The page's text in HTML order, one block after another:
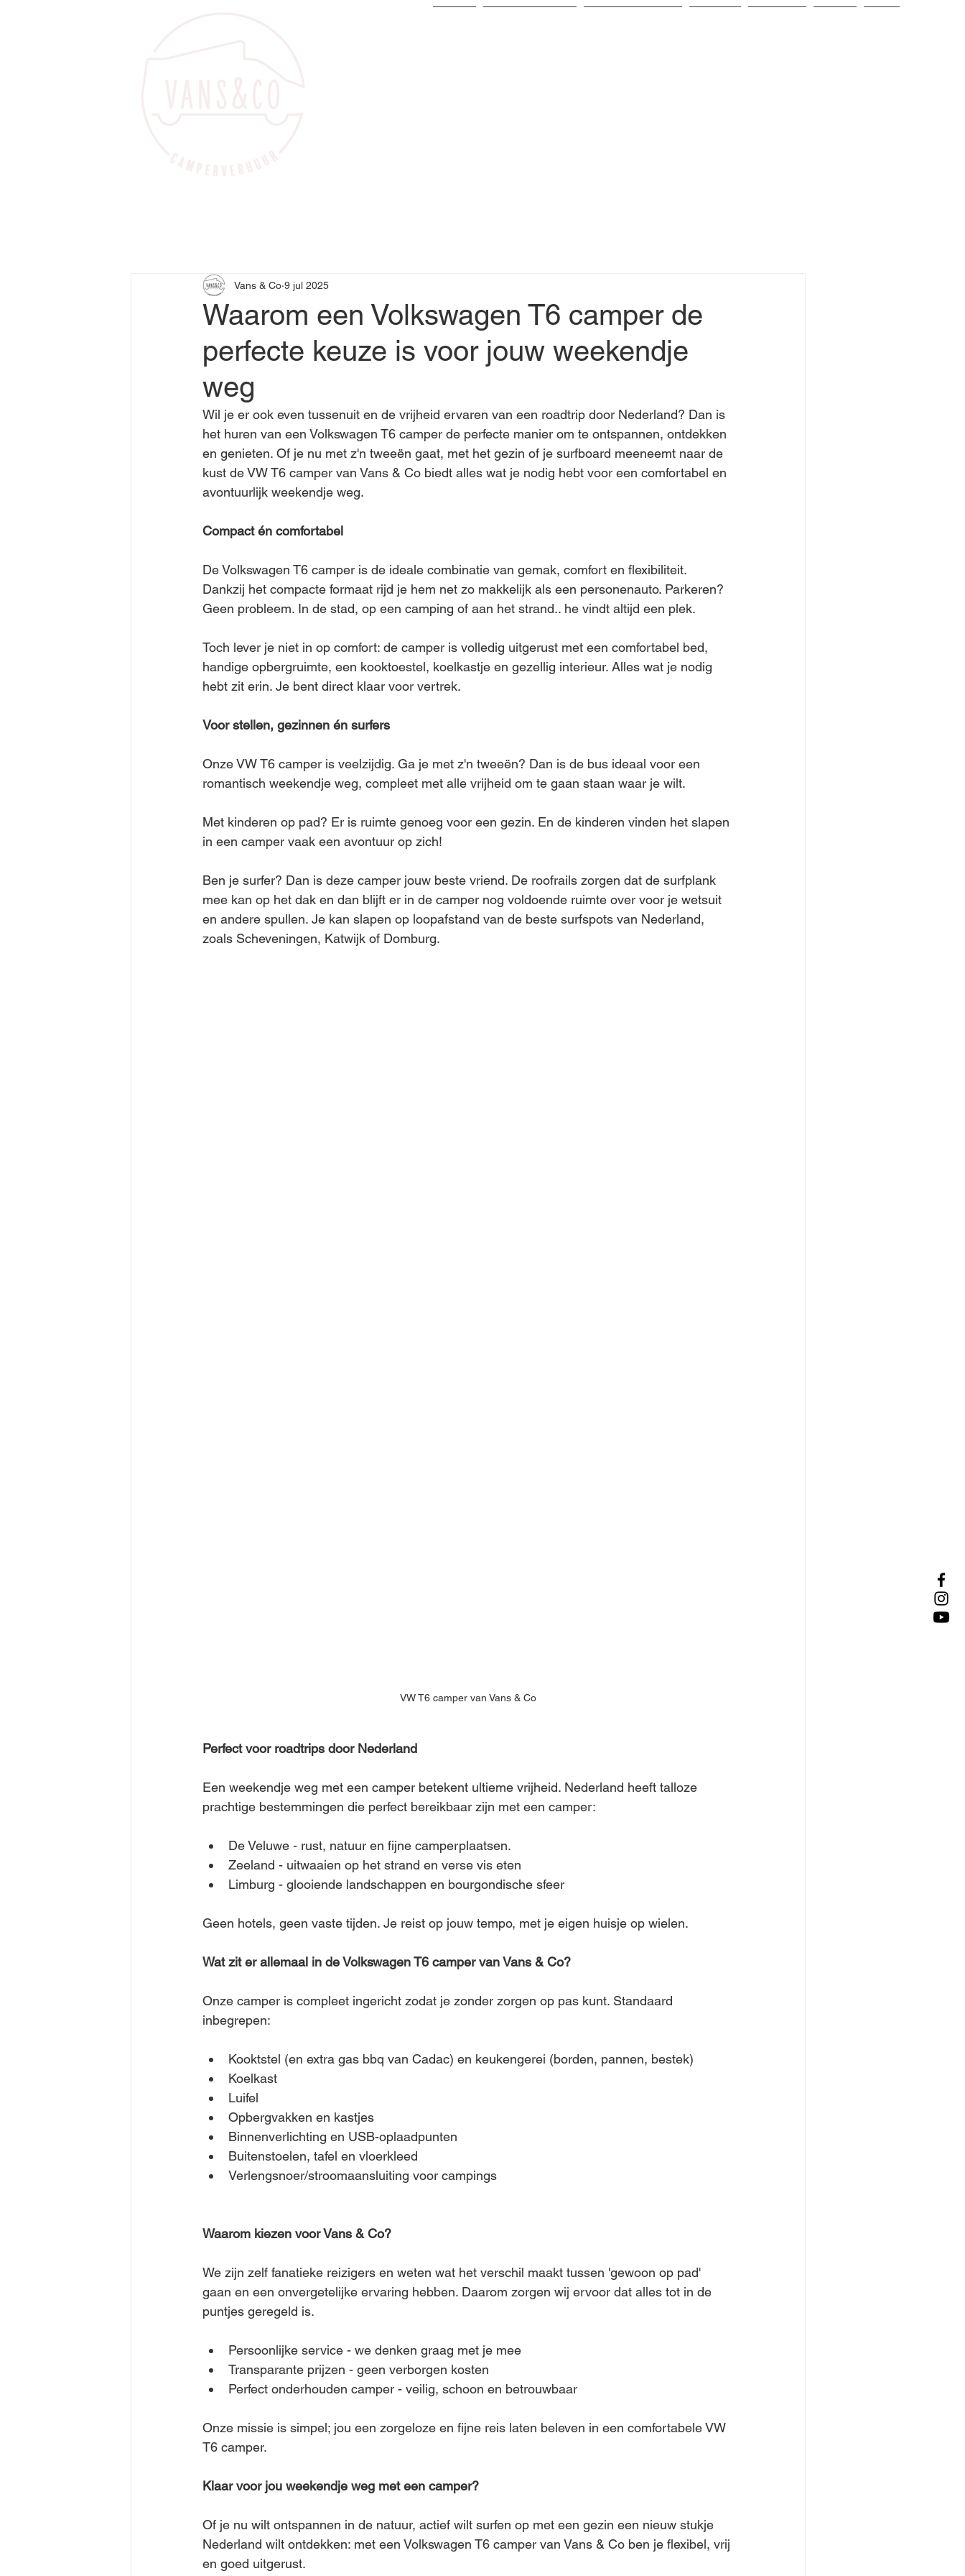
Waarom een Volkswagen T6 camper de
perfecte keuze is voor jouw weekendje
weg
Vans & Co 9 jul 2025
Wil je er ook even tussenuit en de vrijheid ervaren van een roadtrip door Nederland? Dan is
het huren van een Volkswagen T6 camper de perfecte manier om te ontspannen, ontdekken
en genieten. Of je nu met z'n tweeën gaat, met het gezin of je surfboard meeneemt naar de
kust de VW T6 camper van Vans & Co biedt alles wat je nodig hebt voor een comfortabel en
avontuurlijk weekendje weg.
Compact én comfortabel
De Volkswagen T6 camper is de ideale combinatie van gemak, comfort en flexibiliteit.
Dankzij het compacte formaat rijd je hem net zo makkelijk als een personenauto. Parkeren?
Geen probleem. In de stad, op een camping of aan het strand.. he vindt altijd een plek.
Toch lever je niet in op comfort: de camper is volledig uitgerust met een comfortabel bed,
handige opbergruimte, een kooktoestel, koelkastje en gezellig interieur. Alles wat je nodig
hebt zit erin. Je bent direct klaar voor vertrek.
Voor stellen, gezinnen én surfers
Onze VW T6 camper is veelzijdig. Ga je met z'n tweeën? Dan is de bus ideaal voor een
romantisch weekendje weg, compleet met alle vrijheid om te gaan staan waar je wilt.
Met kinderen op pad? Er is ruimte genoeg voor een gezin. En de kinderen vinden het slapen
in een camper vaak een avontuur op zich!
Ben je surfer? Dan is deze camper jouw beste vriend. De roofrails zorgen dat de surfplank
mee kan op het dak en dan blijft er in de camper nog voldoende ruimte over voor je wetsuit
en andere spullen. Je kan slapen op loopafstand van de beste surfspots van Nederland,
zoals Scheveningen, Katwijk of Domburg.
VW T6 camper van Vans & Co
Perfect voor roadtrips door Nederland
Een weekendje weg met een camper betekent ultieme vrijheid. Nederland heeft talloze
prachtige bestemmingen die perfect bereikbaar zijn met een camper:
De Veluwe - rust, natuur en fijne camperplaatsen.
Zeeland - uitwaaien op het strand en verse vis eten
Limburg - glooiende landschappen en bourgondische sfeer
Geen hotels, geen vaste tijden. Je reist op jouw tempo, met je eigen huisje op wielen.
Wat zit er allemaal in de Volkswagen T6 camper van Vans & Co?
Onze camper is compleet ingericht zodat je zonder zorgen op pas kunt. Standaard
inbegrepen:
Kooktstel (en extra gas bbq van Cadac) en keukengerei (borden, pannen, bestek)
Koelkast
Luifel
Opbergvakken en kastjes
Binnenverlichting en USB-oplaadpunten
Buitenstoelen, tafel en vloerkleed
Verlengsnoer/stroomaansluiting voor campings
Waarom kiezen voor Vans & Co?
We zijn zelf fanatieke reizigers en weten wat het verschil maakt tussen 'gewoon op pad'
gaan en een onvergetelijke ervaring hebben. Daarom zorgen wij ervoor dat alles tot in de
puntjes geregeld is.
Persoonlijke service - we denken graag met je mee
Transparante prijzen - geen verborgen kosten
Perfect onderhouden camper - veilig, schoon en betrouwbaar
Onze missie is simpel; jou een zorgeloze en fijne reis laten beleven in een comfortabele VW
T6 camper.
Klaar voor jou weekendje weg met een camper?
Of je nu wilt ontspannen in de natuur, actief wilt surfen op met een gezin een nieuw stukje
Nederland wilt ontdekken: met een Volkswagen T6 camper van Vans & Co ben je flexibel, vrij
en goed uitgerust.